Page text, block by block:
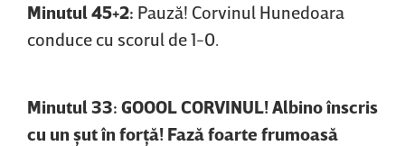
Minutul 45+2: Pauză! Corvinul Hunedoara
conduce cu scorul de 1-0.
Minutul 33: GOOOL CORVINUL! Albino înscris
cu un şut în forţă! Fază foarte frumoasă